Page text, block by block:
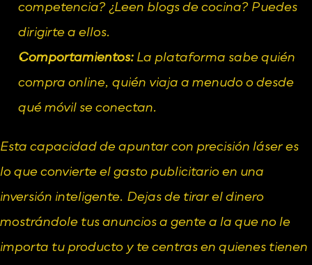
competencia? ¿Leen blogs de cocina? Puedes
dirigirte a ellos.
Comportamientos: La plataforma sabe quién
compra online, quién viaja a menudo o desde
qué móvil se conectan.
Esta capacidad de apuntar con precisión láser es
lo que convierte el gasto publicitario en una
inversión inteligente. Dejas de tirar el dinero
mostrándole tus anuncios a gente a la que no le
importa tu producto y te centras en quienes tienen